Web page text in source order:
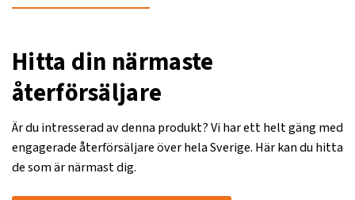
Hitta din närmaste
återförsäljare
Är du intresserad av denna produkt? Vi har ett helt gäng med
engagerade återförsäljare över hela Sverige. Här kan du hitta
de som är närmast dig.